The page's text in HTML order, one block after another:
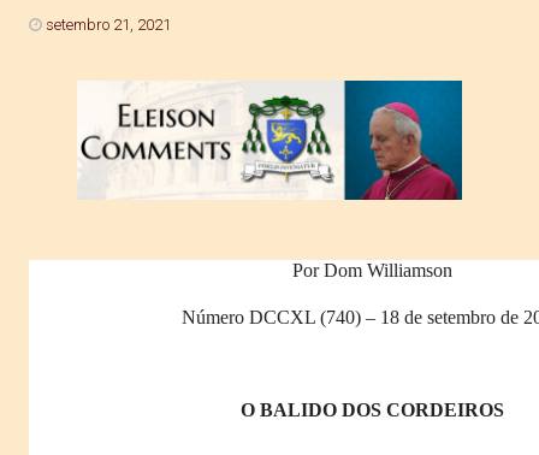
setembro 21, 2021
Por Dom Williamson
Número DCCXL (740) – 18 de setembro de
O BALIDO DOS CORDEIROS